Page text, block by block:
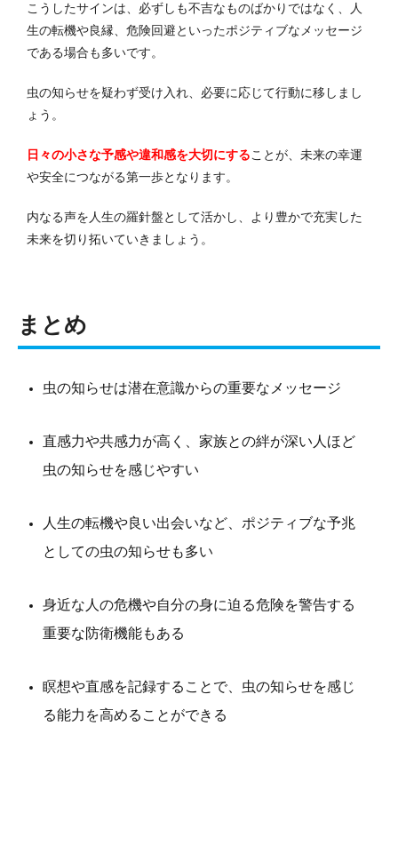
こうしたサインは、必ずしも不吉なものばかりではなく、人
生の転機や良縁、危険回避といったポジティブなメッセージ
である場合も多いです。
虫の知らせを疑わず受け入れ、必要に応じて行動に移しまし
ょう。
日々の小さな予感や違和感を大切にすることが、未来の幸運
や安全につながる第一歩となります。
内なる声を人生の羅針盤として活かし、より豊かで充実した
未来を切り拓いていきましょう。
まとめ
虫の知らせは潜在意識からの重要なメッセージ
直感力や共感力が高く、家族との絆が深い人ほど
虫の知らせを感じやすい
人生の転機や良い出会いなど、ポジティブな予兆
としての虫の知らせも多い
身近な人の危機や自分の身に迫る危険を警告する
重要な防衛機能もある
瞑想や直感を記録することで、虫の知らせを感じ
る能力を高めることができる